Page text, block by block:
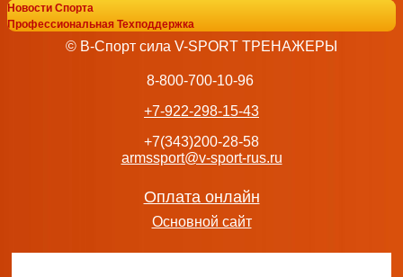
Эллиптический тренажер DFC E99614 s-dostavka
74 990 руб.
добавить в заказ
Эллиптический тренажер c функцией степпера DFC
Новости Спорта
Профессиональная Техподдержка
© В-Спорт сила V-SPORT ТРЕНАЖЕРЫ
8-800-700-10-96
+7-922-298-15-43
+7(343)200-28-58
armssport@v-sport-rus.ru
Оплата онлайн
Основной сайт